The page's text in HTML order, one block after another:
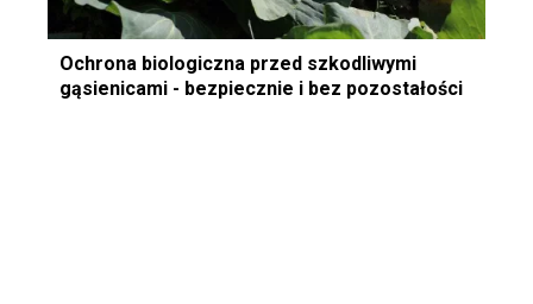
Ochrona biologiczna przed szkodliwymi
gąsienicami - bezpiecznie i bez pozostałości